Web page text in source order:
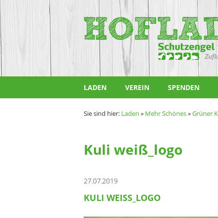
Hofladen
Schutzengel
für
Tiere
e.V.
LADEN VEREIN SPENDEN
Sie sind hier: Laden » Mehr Schönes»Grüner
Kuli weiß_logo
27.07.2019
KULI WEISS_LOGO